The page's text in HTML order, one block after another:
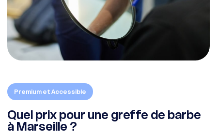
Premium et Accessible
Quel prix pour une greffe de barbe
à Marseille ?